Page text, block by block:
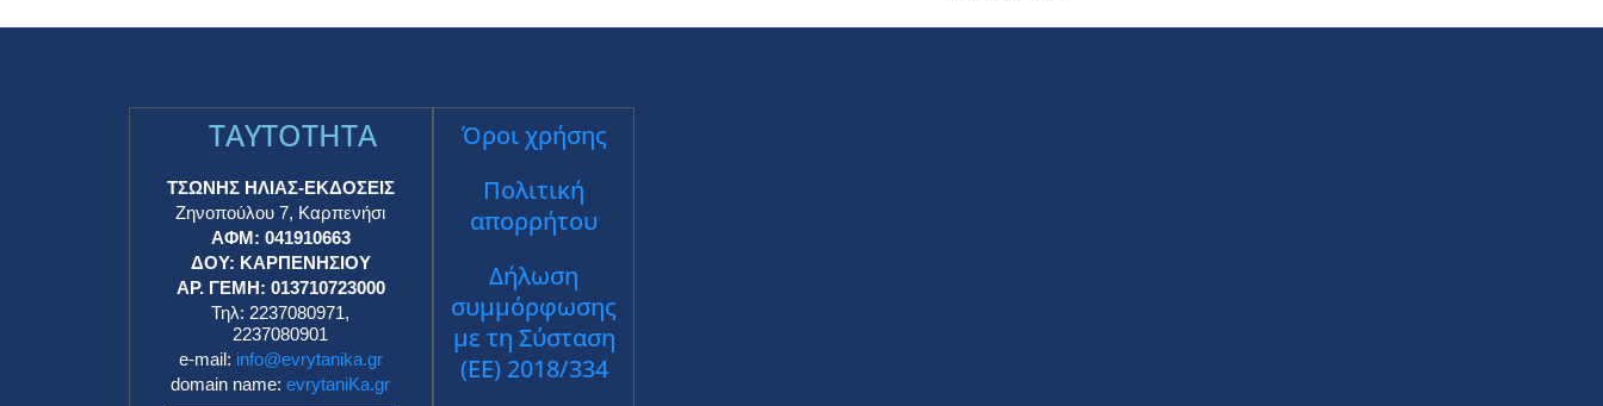
TAYTOTHTA
ΤΣΩΝΗΣ ΗΛΙΑΣ-ΕΚΔΟΣΕΙΣ
Ζηνοπούλου 7, Καρπενήσι
ΑΦΜ: 041910663
ΔΟΥ: ΚΑΡΠΕΝΗΣΙΟΥ
ΑΡ. ΓΕΜΗ: 013710723000
Τηλ: 2237080971,
2237080901
e-mail: info@evrytanika.gr
domain name:evrytaniKa.gr
Όροι χρήσης
Πολιτική
απορρήτου
Δήλωση
συμμόρφωσης
με τη Σύσταση
(ΕΕ) 2018/334